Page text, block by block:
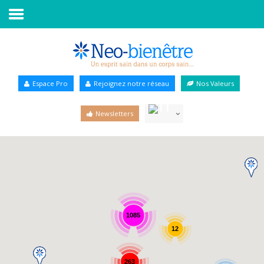
Annuaire Bien-être
Espace Pro Rejoignez notre réseau Nos Valeurs
Newsletters
1085
263
12